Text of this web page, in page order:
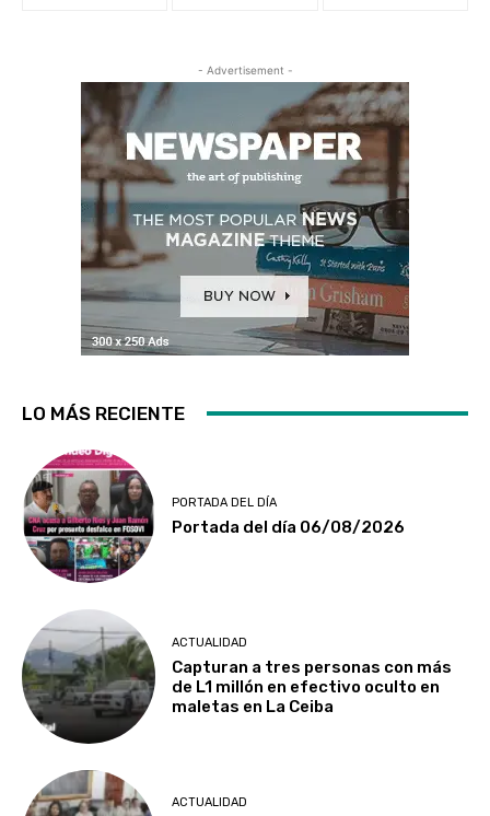
- Advertisement -
LO MÁS RECIENTE
PORTADA DEL DÍA
Portada del día 06/08/2026
ACTUALIDAD
Capturan a tres personas con más
de L1 millón en efectivo oculto en
maletas en La Ceiba
ACTUALIDAD